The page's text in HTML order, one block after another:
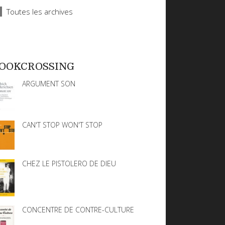
Toutes les archives
ARGUMENT SON
CAN'T STOP WON'T STOP
CHEZ LE PISTOLERO DE DIEU
CONCENTRE DE CONTRE-CULTURE